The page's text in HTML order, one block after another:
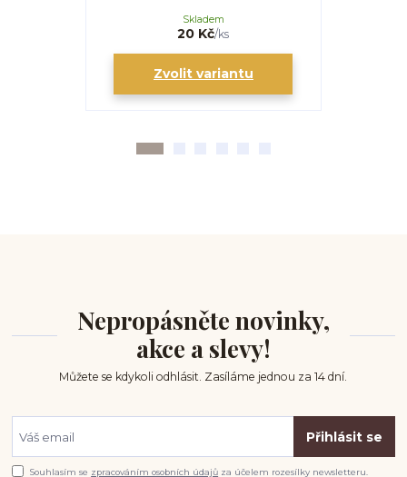
20 Kč/ks
Skladem
Zvolit variantu
Nepropásněte novinky,
akce a slevy!
Můžete se kdykoli odhlásit. Zasíláme jednou za 14 dní.
Přihlásit se
Souhlasím se zpracováním osobních údajů za účelem rozesílky newsletteru.